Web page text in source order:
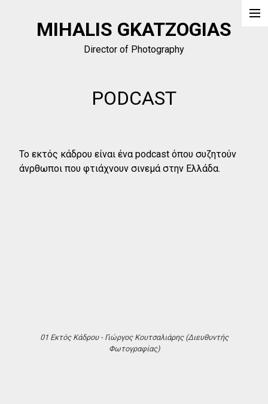
MIHALIS GKATZOGIAS
Director of Photography
Narrative
About
PODCAST
Το εκτός κάδρου είναι ένα podcast όπου συζητούν
άνρθωποι που φτιάχνουν σινεμά στην Ελλάδα.
01 Εκτός Κάδρου - Γιώργος Κουτσαλιάρης (Διευθυντής
Φωτογραφίας)